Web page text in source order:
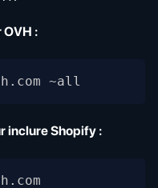
:
~all
inclure Shopify :